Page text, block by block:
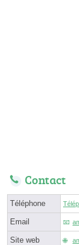
Contact
Téléphone
Email
Site web